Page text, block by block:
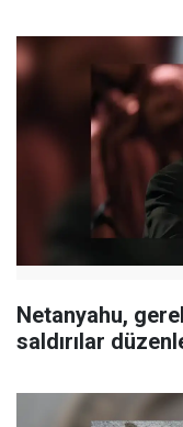
Netanyahu,
saldırılar